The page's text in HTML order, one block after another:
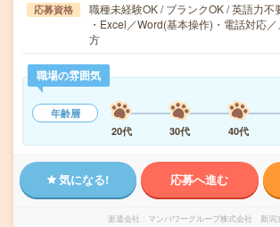
応募資格
職種未経験OK / ブランクOK / 英語力不
・Excel／Word(基本操作)・電話対応
方
職場の雰囲気
年齢層
20代
30代 40代
気になる! 応募へ進む
派遣会社 マンパワーグループ株式会社 新潟